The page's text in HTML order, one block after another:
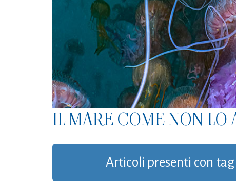
IL MARE COME NON LO
Articoli presenti con